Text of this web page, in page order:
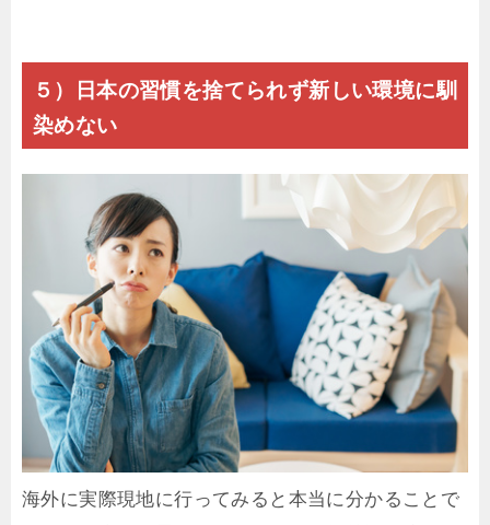
５）日本の習慣を捨てられず新しい環境に馴
染めない
海外に実際現地に行ってみると本当に分かることで